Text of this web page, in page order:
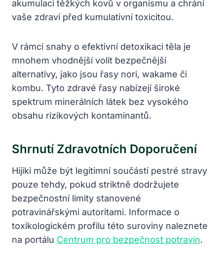
akumulaci těžkých kovů v organismu a chrání
vaše zdraví před kumulativní toxicitou.
V rámci snahy o efektivní detoxikaci těla je
mnohem vhodnější volit bezpečnější
alternativy, jako jsou řasy nori, wakame či
kombu. Tyto zdravé řasy nabízejí široké
spektrum minerálních látek bez vysokého
obsahu rizikových kontaminantů.
Shrnutí Zdravotních Doporučení
Hijiki může být legitimní součástí pestré stravy
pouze tehdy, pokud striktně dodržujete
bezpečnostní limity stanovené
potravinářskými autoritami. Informace o
toxikologickém profilu této suroviny naleznete
na portálu Centrum pro bezpečnost potravin.